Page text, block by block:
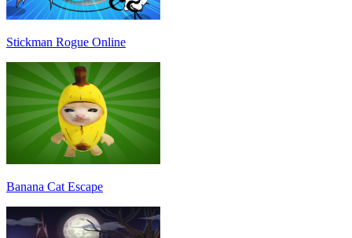
Stickman Rogue Online
Banana Cat Escape